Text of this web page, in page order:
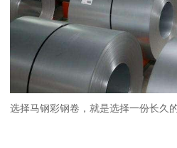
选择马钢彩钢卷，就是选择一份长久